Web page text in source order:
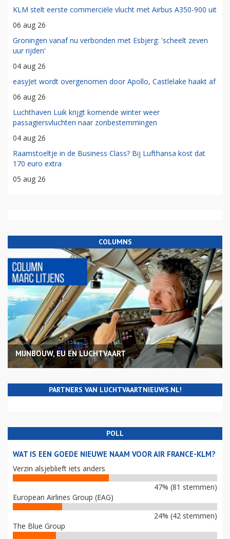
KLM stelt eerste commerciële vlucht met Airbus A350-900 uit
06 aug 26
Groningen vanaf nu verbonden met Esbjerg: 'scheelt zeven
uur rijden'
04 aug 26
easyJet wordt overgenomen door Apollo, Castlelake haakt af
06 aug 26
Luchthaven Luik krijgt komende winter weer
passagiersvluchten naar zonbestemmingen
04 aug 26
Raamstoeltje in de Business Class? Bij Lufthansa kost dat
170 euro extra
05 aug 26
COLUMNS
MIJNBOUW, EU EN LUCHTVAART
PARTNERS VAN LUCHTVAARTNIEUWS.NL!
POLL
WAT IS EEN GOEDE NIEUWE NAAM VOOR AIR FRANCE-KLM?
Verzin alsjeblieft iets anders
47% (81 stemmen)
European Airlines Group (EAG)
24% (42 stemmen)
The Blue Group